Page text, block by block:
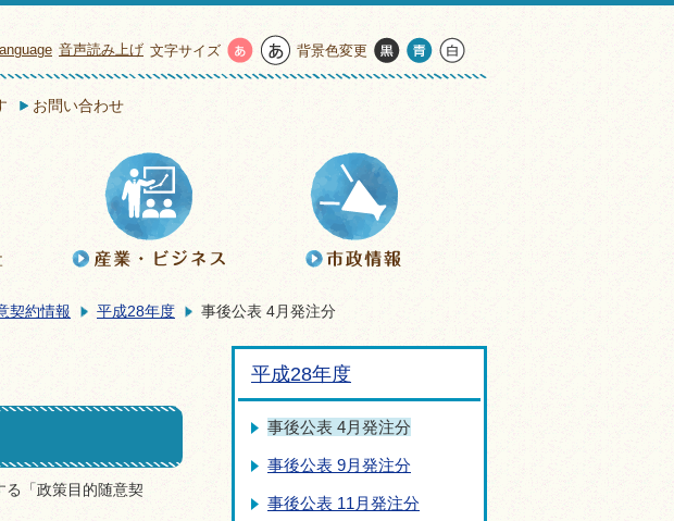
音声読み上げ 文字サイズ 背景色変更
お問い合わせ
契約情報 平成28年度 事後公表 4月発注分
「政策目的随意契
平成28年度
事後公表 4月発注分
事後公表 9月発注分
事後公表 11月発注分